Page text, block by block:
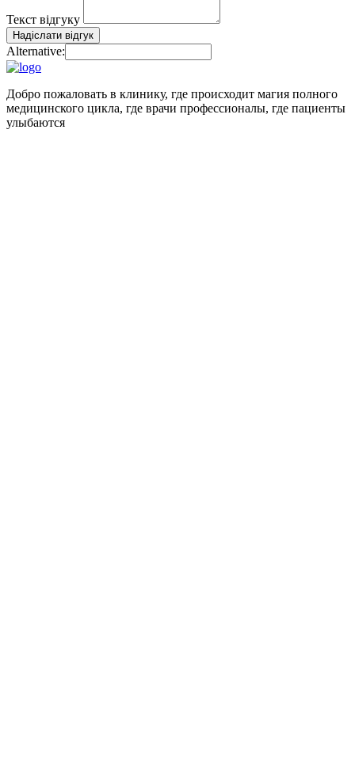
Текст відгуку
Надіслати відгук
Alternative:
Добро пожаловать в клинику, где происходит магия полного
медицинского цикла, где врачи профессионалы, где пациенты
улыбаются